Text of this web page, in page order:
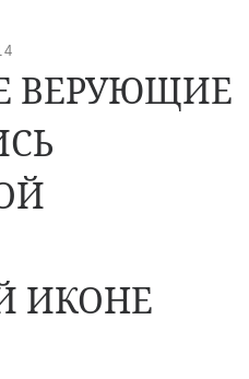
ВЕРУЮЩИЕ
ИКОНЕ